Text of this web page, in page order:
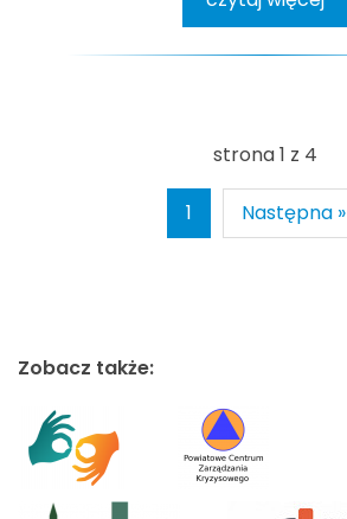
strona 1 z 4
1 Następna »
Zobacz także: